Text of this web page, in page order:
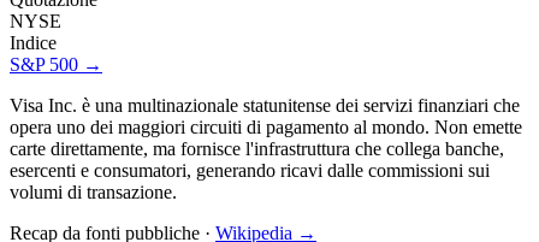
NYSE
Indice
S&P 500 →
Visa Inc. è una multinazionale statunitense dei servizi finanziari che
opera uno dei maggiori circuiti di pagamento al mondo. Non emette
carte direttamente, ma fornisce l'infrastruttura che collega banche,
esercenti e consumatori, generando ricavi dalle commissioni sui
volumi di transazione.
Recap da fonti pubbliche · Wikipedia →